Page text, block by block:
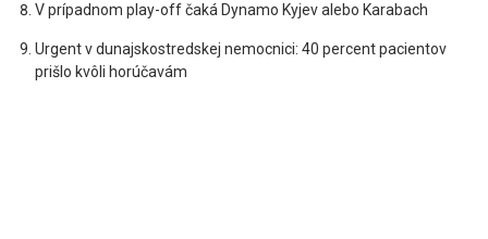
V prípadnom play-off čaká Dynamo Kyjev alebo Karabach
Urgent v dunajskostredskej nemocnici: 40 percent pacientov
prišlo kvôli horúčavám